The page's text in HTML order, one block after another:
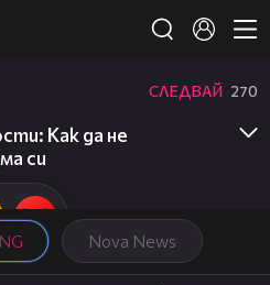
Nova News
СЛЕДВАЙ 270
Как да не
си